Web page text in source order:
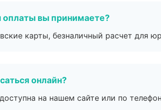
оплаты вы принимаете?
карты, безналичный расчет для
онлайн?
на нашем сайте или по